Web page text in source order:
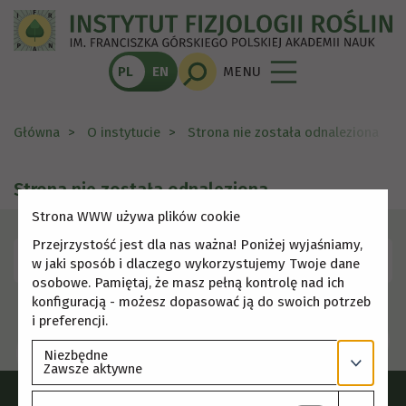
PL EN MENU
Główna O instytucie Strona nie została odnaleziona
Strona nie została odnaleziona
Skorzystaj z menu, aby wybrać inną stronę.
Strona WWW używa plików cookie
Przejrzystość jest dla nas ważna! Poniżej wyjaśniamy,
w jaki sposób i dlaczego wykorzystujemy Twoje dane
osobowe. Pamiętaj, że masz pełną kontrolę nad ich
konfiguracją - możesz dopasować ją do swoich potrzeb
i preferencji.
Niezbędne
Zawsze aktywne